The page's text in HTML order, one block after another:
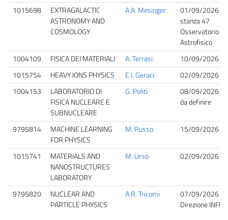
1015698
EXTRAGALACTIC
ASTRONOMY AND
COSMOLOGY
A.A. Mesinger
01/09/2026
stanza 47
Osservatorio
Astrofisico
1004109
FISICA DEI MATERIALI A. Terrasi
10/09/2026
1015754
HEAVY IONS PHYSICS E.I. Geraci
02/09/2026
1004153
LABORATORIO DI
FISICA NUCLEARE E
SUBNUCLEARE
G. Politi
08/09/2026
da definire
9795814
MACHINE LEARNING
FOR PHYSICS
M. Russo 15/09/2026
1015741
MATERIALS AND
NANOSTRUCTURES
LABORATORY
M. Urso 02/09/2026
9795820
NUCLEAR AND
PARTICLE PHYSICS
A.R. Tricomi
07/09/2026
Direzione INFN